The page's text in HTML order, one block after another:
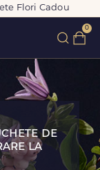
Flori Cadou
0
de
la